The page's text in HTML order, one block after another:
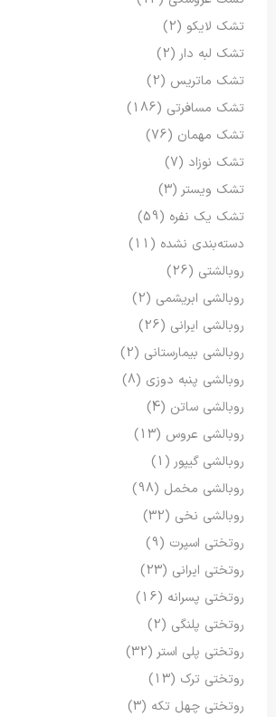
تشک لایکو (2)
تشک لبه دار (2)
تشک ماتریس (2)
تشک مسافرتی (186)
تشک مهمان (76)
تشک نوزاد (7)
تشک ویستر (3)
تشک یک نفره (59)
دسته‌بندی نشده (11)
روبالشتی (26)
روبالشی ابریشمی (2)
روبالشی ایرانی (26)
روبالشی بیمارستانی (2)
روبالشی پنبه دوزی (8)
روبالشی ساتن (4)
روبالشی عروس (13)
روبالشی گیپور (1)
روبالشی مخمل (98)
روبالشی نخی (32)
روتختی اسپرت (9)
روتختی ایرانی (23)
روتختی پسرانه (16)
روتختی پلنگی (2)
روتختی پلی استر (32)
روتختی ترک (13)
روتختی چهل تکه (3)